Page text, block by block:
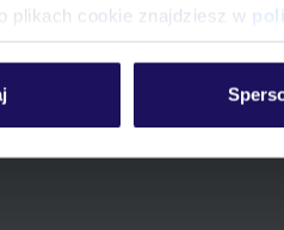
plikach cookie znajdziesz w
długość pobytui